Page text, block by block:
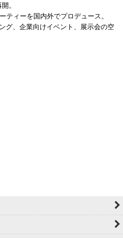
。
ィーを国内外でプロデュース。
グ、企業向けイベント、展示会の空